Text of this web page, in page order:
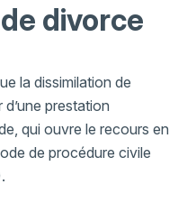
divorce
la dissimilation de
prestation
qui ouvre le recours en
de procédure civile